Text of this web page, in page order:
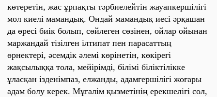
көтеретін, жас ұрпақты тәрбиелейтін жауапкершілігі
мол киелі мамандық. Ондай мамандық иесі әрқашан
да өресі биік болып, сөйлеген сөзінен, ойлар ойынан
маржандай тізілген ілтипат пен парасаттың
өрнектері, әсемдік әлемі көрінетін, көкірегі
жақсылыққа тола, мейірімді, білімі біліктілікке
ұласқан ізденімпаз, елжанды, адамгершілігі жоғары
адам болу керек. Мұғалім қызметінің ерекшелігі сол,